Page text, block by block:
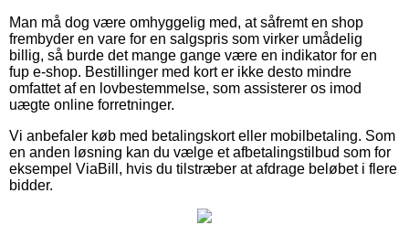
Man må dog være omhyggelig med, at såfremt en shop
frembyder en vare for en salgspris som virker umådelig
billig, så burde det mange gange være en indikator for en
fup e-shop. Bestillinger med kort er ikke desto mindre
omfattet af en lovbestemmelse, som assisterer os imod
uægte online forretninger.
Vi anbefaler køb med betalingskort eller mobilbetaling. Som
en anden løsning kan du vælge et afbetalingstilbud som for
eksempel ViaBill, hvis du tilstræber at afdrage beløbet i flere
bidder.